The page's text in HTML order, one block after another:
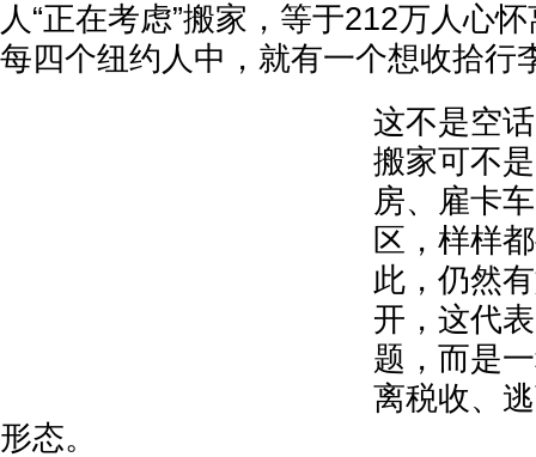
人“正在考虑”搬家，等于212万人心
每四个纽约人中，就有一个想收拾行
这不是空
搬家可不
房、雇卡
区，样样
此，仍然
开，这代
题，而是
离税收、
形态。